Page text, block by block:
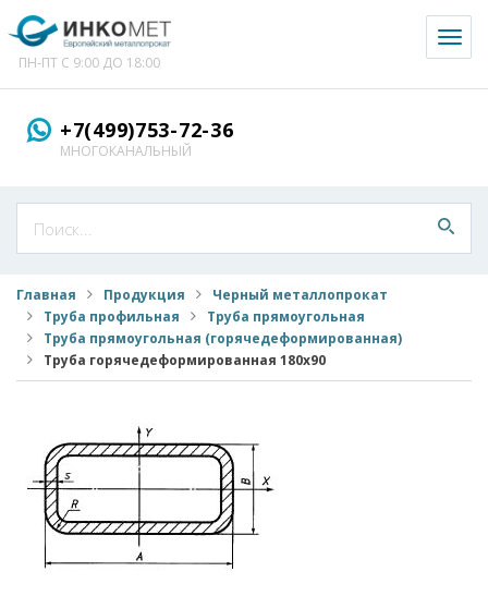
ПН-ПТ С 9:00 ДО 18:00
+7(499)753-72-36
МНОГОКАНАЛЬНЫЙ
Главная Продукция
Черный металлопрокат
Труба профильная
Труба прямоугольная
Труба прямоугольная (горячедеформированная)
Труба горячедеформированная 180x90